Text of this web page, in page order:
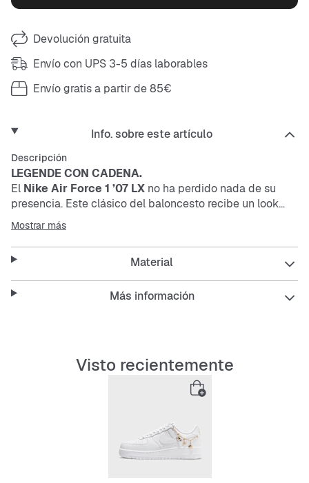
Devolución gratuita
Envío con UPS 3-5 días laborables
Envío gratis a partir de 85€
Info. sobre este artículo
Descripción
LEGENDE CON CADENA.
El Nike Air Force 1 ’07 LX no ha perdido nada de su
presencia. Este clásico del baloncesto recibe un look
renovado y destaca con lo de siempre: superposiciones
perfectamente cosidas, detalles llamativos y ese toque
especial que atrae todas las miradas. La cadena dorada
desmontable con colgantes te permite un estilo único.
Las superposiciones de cuero cosido en la parte
La amortiguación Nike Air, diseñada originalmente para
el rendimiento en baloncesto, ofrece comodidad al
El cuello del zapato, bajo y acolchado, tiene un aspecto
La suela exterior de goma continua con los clásicos
círculos pivotantes de baloncesto y un diseño de
estrella en la puntera proporciona tracción y durabilidad.
Mostrar más
Material
Más información
Visto recientemente